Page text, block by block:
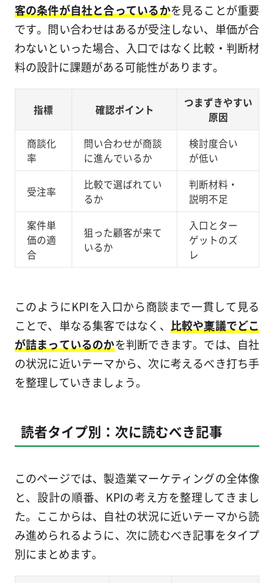
客の条件が自社と合っているかを見ることが重要
です。問い合わせはあるが受注しない、単価が合
わないといった場合、入口ではなく比較・判断材
料の設計に課題がある可能性があります。
指標 確認ポイント
つまずきやすい
原因
商談化
率
問い合わせが商談
に進んでいるか
検討度合い
が低い
受注率
比較で選ばれてい
るか
判断材料・
説明不足
案件単
価の適
合
狙った顧客が来て
いるか
入口とター
ゲットのズ
レ
このようにKPIを入口から商談まで一貫して見る
ことで、単なる集客ではなく、 比較や稟議でどこ
が詰まっているのかを判断できます。では、自社
の状況に近いテーマから、次に考えるべき打ち手
を整理していきましょう。
読者タイプ別：次に読むべき記事
このページでは、製造業マーケティングの全体像
と、設計の順番、KPIの考え方を整理してきまし
た。ここからは、自社の状況に近いテーマから読
み進められるように、次に読むべき記事をタイプ
別にまとめます。